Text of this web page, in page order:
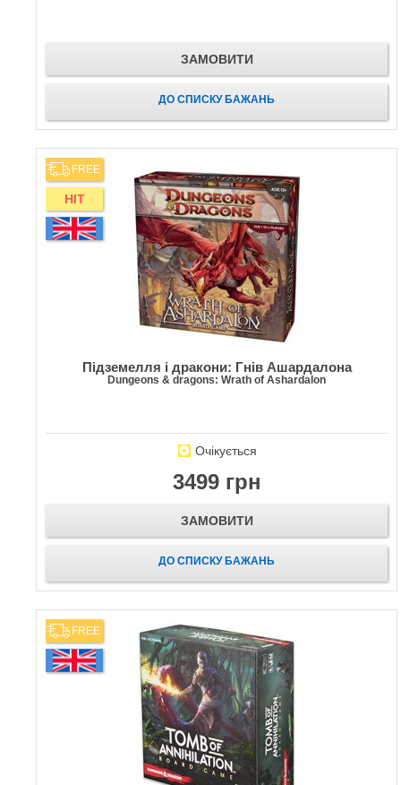
ЗАМОВИТИ
ДО СПИСКУ БАЖАНЬ
FREE
HIT
Підземелля і дракони: Гнів Ашардалона
Dungeons & dragons: Wrath of Ashardalon
Очікується
3499 грн
ЗАМОВИТИ
ДО СПИСКУ БАЖАНЬ
FREE